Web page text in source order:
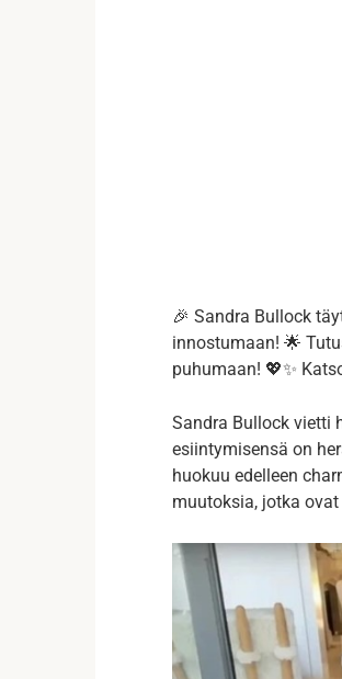
🎉 Sandra Bullock
innostumaan! 🌟
puhumaan! 💖✨
Sandra Bullock vietti
esiintymisensä on
huokuu edelleen
muutoksia, jotka